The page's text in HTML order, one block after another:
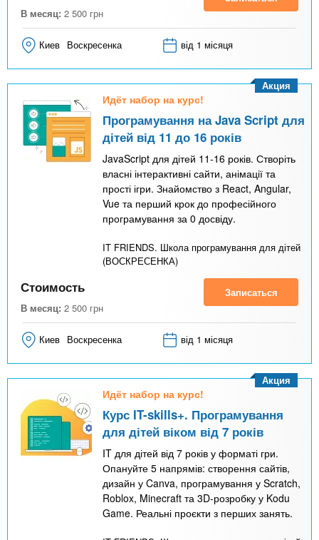
В месяц: 2 500 грн
Киев Воскресенка від 1 місяця
Идёт набор на курс!
Програмування на Java Script для
дітей від 11 до 16 років
JavaScript для дітей 11-16 років. Створіть
власні інтерактивні сайти, анімації та
прості ігри. Знайомство з React, Angular,
Vue та перший крок до професійного
програмування за 0 досвіду.
IT FRIENDS. Школа програмування для дітей
(ВОСКРЕСЕНКА)
Акция
Стоимость
В месяц: 2 500 грн
Записаться
Киев Воскресенка від 1 місяця
Идёт набор на курс!
Курс IT-skills+. Програмування
для дітей віком від 7 років
IT для дітей від 7 років у форматі гри.
Опануйте 5 напрямів: створення сайтів,
дизайн у Canva, програмування у Scratch,
Roblox, Minecraft та 3D-розробку у Kodu
Game. Реальні проєкти з перших занять.
Акция